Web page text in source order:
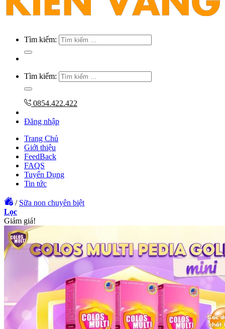
Tìm kiếm:
Tìm kiếm:
0854.422.422
Đăng nhập
Trang Chủ
Giới thiệu
FeedBack
FAQS
Tuyển Dụng
Tin tức
/ Sữa non chuyên biệt
Lọc
Giảm giá!